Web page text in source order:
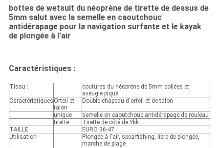
bottes de wetsuit du néoprène de tirette de dessus de
5mm salut avec la semelle en caoutchouc
antidérapage pour la navigation surfante et le kayak
de plongée à l'air
Caractéristiques :
Tissu :
coutures du néoprène de 5mm collées et
aveugle piqué
Caractéristiques Orteil et
talon
Double chapeau d'orteil et de talon
unique
semelle en caoutchouc antidérapage de rouleau
tirette
Tirette de côté de Ykk
TAILLE
EURO 36-47
Utilisation
Plongée à l'air, spearfishing, libre de plongée,
marche de plage